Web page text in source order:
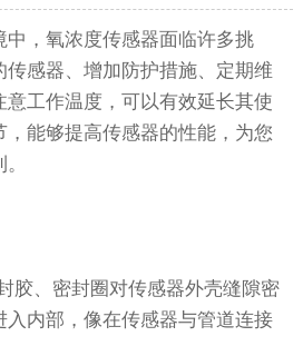
中，氧浓度传感器面临许多挑
感器、增加防护措施、定期维
工作温度，可以有效延长其使
，能够提高传感器的性能，为您
胶、密封圈对传感器外壳缝隙密
入内部，像在传感器与管道连接